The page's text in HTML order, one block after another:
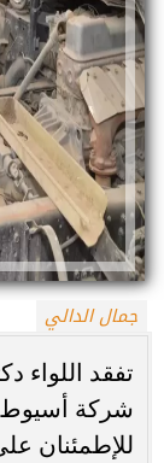
جمال الدالي
تفقد اللواء
شركة أسيوط
للإطمئنان